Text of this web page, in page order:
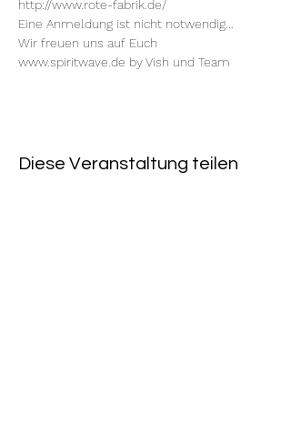
http://www.rote-fabrik.de/
Eine Anmeldung ist nicht notwendig...
Wir freuen uns auf Euch
www.spiritwave.de by Vish und Team
Diese Veranstaltung teilen